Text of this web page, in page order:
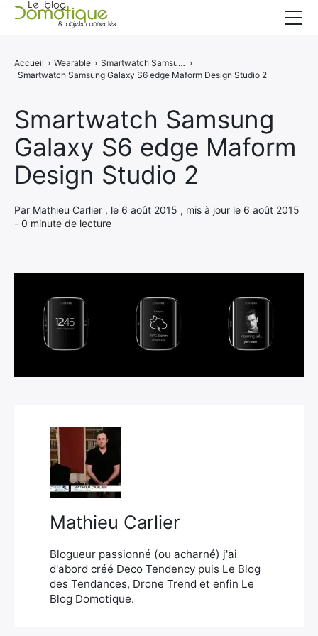
Smartwatch Samsung
Galaxy S6 edge Maform
Design Studio 2
Par Mathieu Carlier , le 6 août 2015 , mis à jour le 6 août 2015
- 0 minute de lecture
Accueil › Wearable › Smartwatch Samsung Galaxy S6 edge by Maform Design Studio ›
Smartwatch Samsung Galaxy S6 edge Maform Design Studio 2
Mathieu Carlier
Blogueur passionné (ou acharné) j'ai
d'abord créé Deco Tendency puis Le Blog
des Tendances, Drone Trend et enfin Le
Blog Domotique.
Catégories
A propos
CONTACT
Rechercher
: